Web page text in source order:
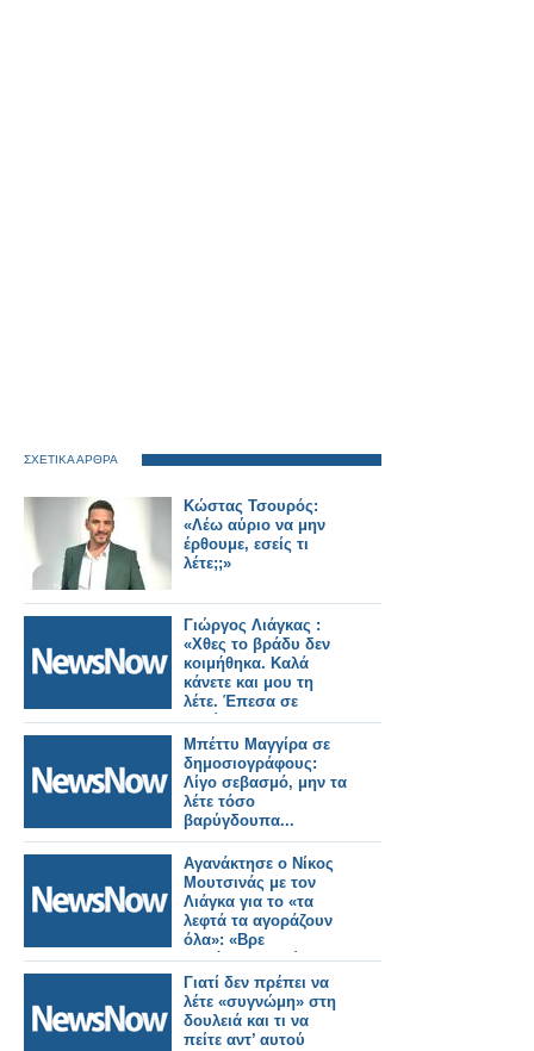
ΣΧΕΤΙΚΑ ΑΡΘΡΑ
Κώστας Τσουρός:
«Λέω αύριο να μην
έρθουμε, εσείς τι
λέτε;;»
Γιώργος Λιάγκας :
«Χθες το βράδυ δεν
κοιμήθηκα. Καλά
κάνετε και μου τη
λέτε. Έπεσα σε
παγίδα»
Μπέττυ Μαγγίρα σε
δημοσιογράφους:
Λίγο σεβασμό, μην τα
λέτε τόσο
βαρύγδουπα...
Αγανάκτησε ο Νίκος
Μουτσινάς με τον
Λιάγκα για το «τα
λεφτά τα αγοράζουν
όλα»: «Βρε
δεινόσαυρε Γιώργο,
μην τα λέτε αυτά»
Γιατί δεν πρέπει να
λέτε «συγνώμη» στη
δουλειά και τι να
πείτε αντ’ αυτού